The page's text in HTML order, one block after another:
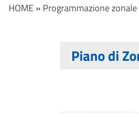
HOME » Programmazione zonale
Piano di